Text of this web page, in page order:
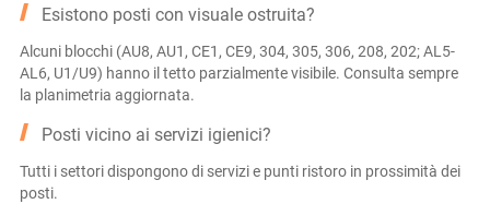
Esistono posti con visuale ostruita?
Alcuni blocchi (AU8, AU1, CE1, CE9, 304, 305, 306, 208, 202; AL5-
AL6, U1/U9) hanno il tetto parzialmente visibile. Consulta sempre
la planimetria aggiornata.
Posti vicino ai servizi igienici?
Tutti i settori dispongono di servizi e punti ristoro in prossimità dei
posti.